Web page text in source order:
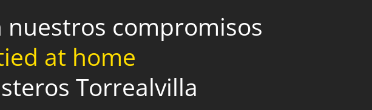
compromisos
at home
Torrealvilla